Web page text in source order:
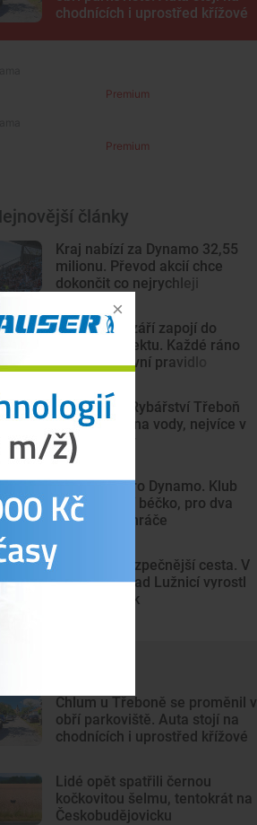
chodnících i uprostřed křížové
Premium
Premium
články
Kraj nabízí za Dynamo 32,55
milionu. Převod akcií chce
dokončit co nejrychleji
Školky se v září zapojí do
nového projektu. Každé ráno
jedno dopravní pravidlo
V rybnících Rybářství Třeboň
vyschla třetina vody, nejvíce v
historii firmy
Další rána pro Dynamo. Klub
zřejmě zruší béčko, pro dva
týmy nemá hráče
Děti čeká bezpečnější cesta. V
Kolodějích nad Lužnicí vyrostl
nový chodník
Chlum u Třeboně se proměnil v
obří parkoviště. Auta stojí na
chodnících i uprostřed křížové
Lidé opět spatřili černou
kočkovitou šelmu, tentokrát na
Českobudějovicku